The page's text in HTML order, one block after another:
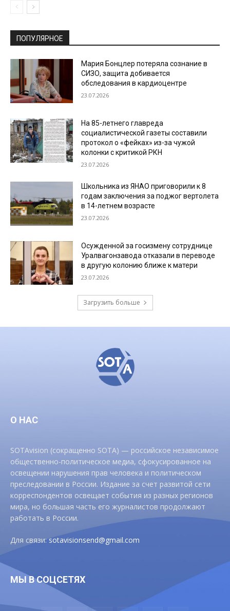
ПОПУЛЯРНОЕ
Мария Бонцлер потеряла сознание в
СИЗО, защита добивается
обследования в кардиоцентре
23.07.2026
На 85-летнего главреда
социалистической газеты составили
протокол о «фейках» из-за чужой
колонки с критикой РКН
23.07.2026
Школьника из ЯНАО приговорили к 8
годам заключения за поджог вертолета
в 14-летнем возрасте
23.07.2026
Осужденной за госизмену сотруднице
Уралвагонзавода отказали в переводе
в другую колонию ближе к матери
23.07.2026
Загрузить больше
О НАС
SOTAvision (сокращенно SOTA) — российское независимое
общественно-политическое медиа, сфокусированное на
освещении нарушения прав человека и политическом
преследовании в России. Издание за счет развитой сети
корреспондентов освещает события из разных регионов
мира, но большая часть его журналистов продолжают
работать в России.
Для связи:sotavisionsend@gmail.com
МЫ В СОЦСЕТЯХ